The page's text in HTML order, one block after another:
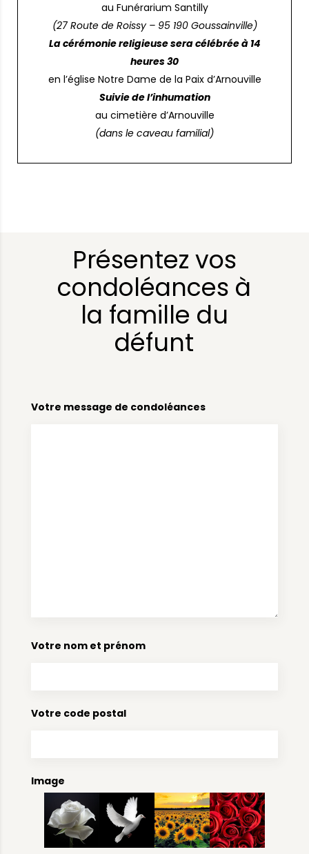
au Funérarium Santilly
(27 Route de Roissy – 95 190 Goussainville)
La cérémonie religieuse sera célébrée à 14
heures 30
en l’église Notre Dame de la Paix d’Arnouville
Suivie de l’inhumation
au cimetière d’Arnouville
(dans le caveau familial)
Présentez vos
condoléances à
la famille du
défunt
Votre message de condoléances
Votre nom et prénom
Votre code postal
Image